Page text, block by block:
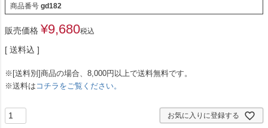
商品番号 gd182
販売価格 ¥9,680税込
送料込
※[送料別]商品の場合、8,000円以上で送料無料です。
※送料は コチラをご覧ください。
お気に入りに登録する